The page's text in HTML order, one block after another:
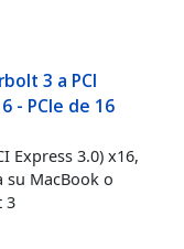
3 a PCI
- PCIe de 16
Express 3.0) x16,
MacBook o
3